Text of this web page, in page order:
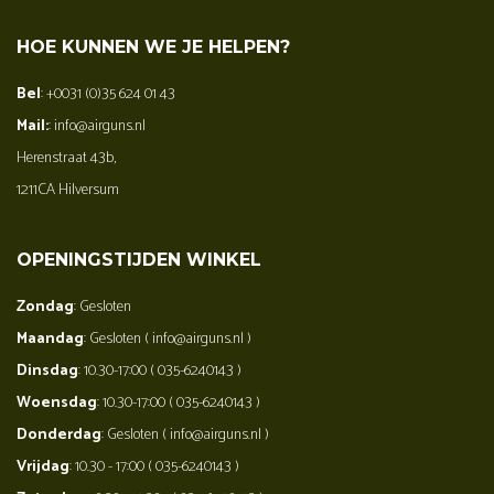
HOE KUNNEN WE JE HELPEN?
Bel: +0031 (0)35 624 01 43
Mail:: info@airguns.nl
Herenstraat 43b,
1211CA Hilversum
OPENINGSTIJDEN WINKEL
Zondag: Gesloten
Maandag: Gesloten ( info@airguns.nl )
Dinsdag: 10.30-17:00 ( 035-6240143 )
Woensdag: 10.30-17:00 ( 035-6240143 )
Donderdag: Gesloten ( info@airguns.nl )
Vrijdag: 10.30 - 17:00 ( 035-6240143 )